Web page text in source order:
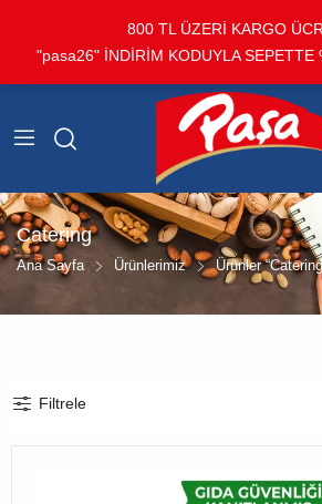
800 TL ÜZERİ KARGO
"pasa26" İNDİRİM KODUYLA SEPETTE
Catering
Ana Sayfa Ürünlerimiz Ürünler
Filtrele